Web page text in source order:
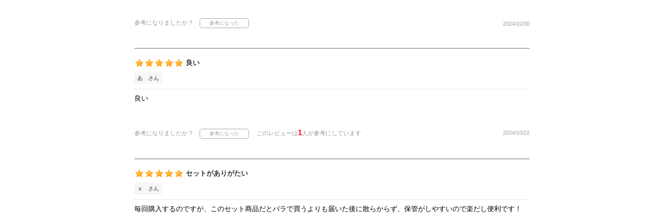
参考になりましたか？ 2024/10/30
良い
あ さん
良い
参考になりましたか？ このレビューは1人が参考にしています 2024/10/22
セットがありがたい
ｓ さん
毎回購入するのですが、このセット商品だとバラで買うよりも届いた後に散らからず、保管がしやすいので楽だし便利です！